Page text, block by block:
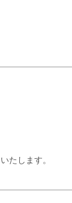
たします。